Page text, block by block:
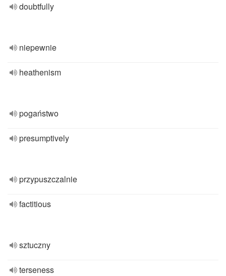
doubtfully
niepewnie
heathenism
pogaństwo
presumptively
przypuszczalnie
factitious
sztuczny
terseness